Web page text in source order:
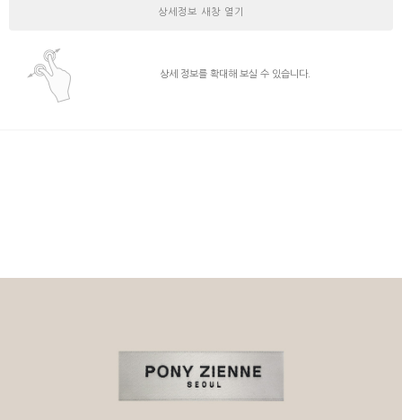
상세정보 새창 열기
상세 정보를 확대해 보실 수 있습니다.